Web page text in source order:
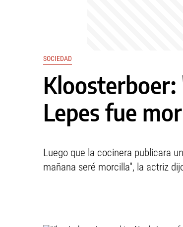
SOCIEDAD
Kloosterboer:
Lepes fue
Luego que la cocinera publicara
mañana seré morcilla", la actriz